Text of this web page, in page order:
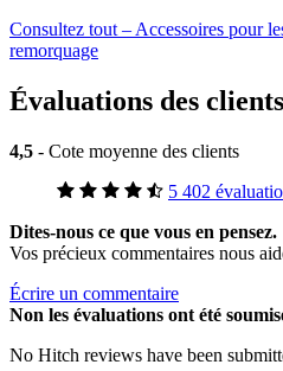
Consultez tout – Accessoires pour
remorquage
Évaluations des clients
4,5 - Cote moyenne des clients
5 402
Dites-nous ce que vous en pensez.
Vos précieux commentaires nous
Écrire un commentaire
Non les évaluations ont été
No Hitch reviews have been